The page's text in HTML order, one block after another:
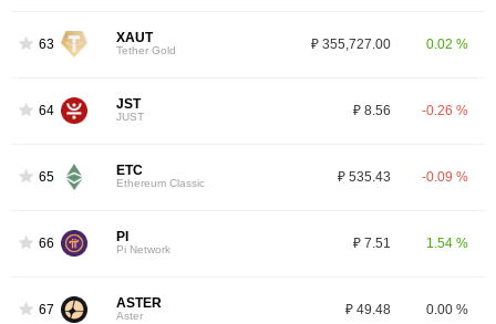
63 XAUT
Tether Gold ₽ 355,727.00 0.02 %
64 JST
JUST ₽ 8.56 -0.26 %
65 ETC
Ethereum Classic ₽ 535.43 -0.09 %
66 PI
Pi Network ₽ 7.51 1.54 %
67 ASTER
Aster ₽ 49.48 0.00 %